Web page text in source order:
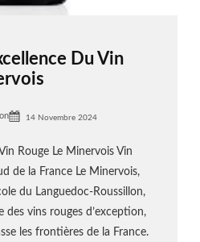
Du Vin
14 Novembre 2024
Rouge Le Minervois Vin
de la France Le Minervois,
du Languedoc-Roussillon,
vins rouges d’exception,
les frontières de la France.